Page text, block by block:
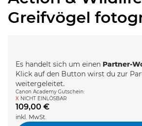
Greifvögel
Es handelt sich um einen Partner-
Klick auf den Button wirst du zur
weitergeleitet.
Canon Academy Gutschein:
X NICHT EINLÖSBAR
109,00 €
inkl. MwSt.